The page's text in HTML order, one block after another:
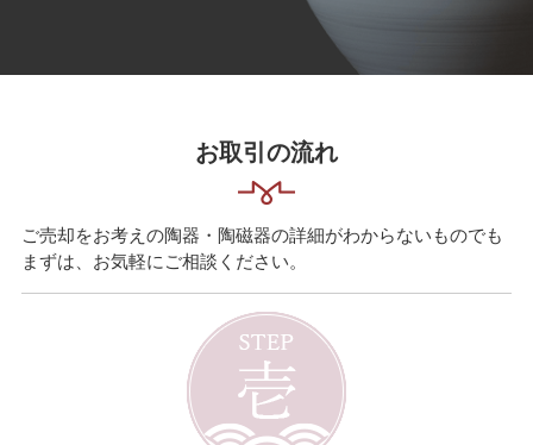
お取引の流れ
ご売却をお考えの陶器・陶磁器の詳細がわからないものでも
まずは、お気軽にご相談ください。